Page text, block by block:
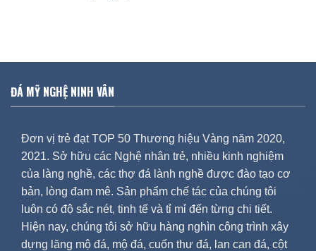
ĐÁ MỸ NGHỆ NINH VÂN
Đơn vị trẻ đạt TOP 50 Thương hiệu Vàng năm 2020,
2021. Sở hữu các Nghệ nhân trẻ, nhiều kinh nghiệm
của làng nghề, các thợ đá lành nghề được đào tạo cơ
bản, lòng đam mê. Sản phẩm chế tác của chúng tôi
luôn có độ sắc nét, tinh tế và tỉ mỉ đến từng chi tiết.
Hiện nay, chúng tôi sở hữu hàng nghìn công trình xây
dựng lăng mộ đá, mộ đá, cuốn thư đá, lan can đá, cột